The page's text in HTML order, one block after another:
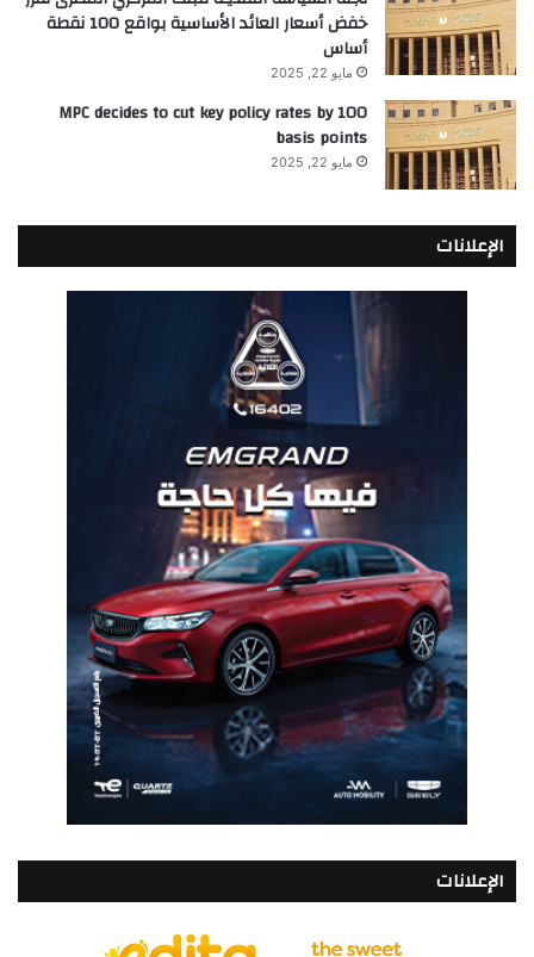
خفض أسعار العائد الأساسية بواقع 100 نقطة
أساس
مايو 22, 2025
MPC decides to cut key policy rates by 100
basis points
مايو 22, 2025
الإعلانات
الإعلانات